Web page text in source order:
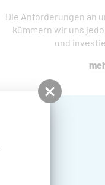
Die Anforderungen an
kümmern wir uns
und